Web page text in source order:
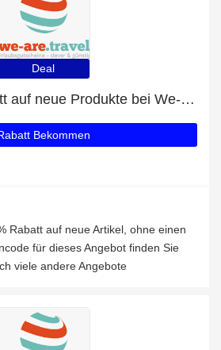
Deal
Bis zu 26% Rabatt auf neue Produkte bei We-are.travel
Bekommen
Rabatt auf neue Artikel, ohne einen
für dieses Angebot finden Sie
viele andere Angebote